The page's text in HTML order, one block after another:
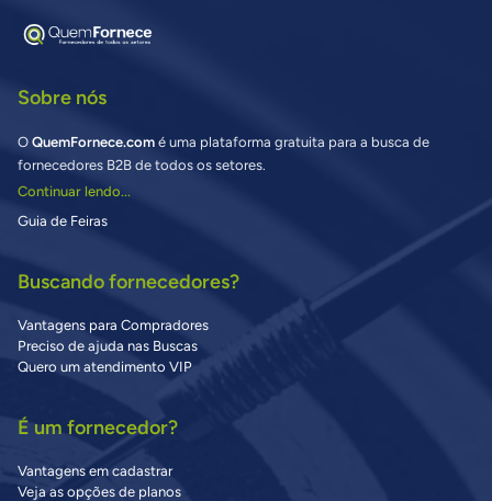
Sobre nós
O QuemFornece.com é uma plataforma gratuita para a busca de
fornecedores B2B de todos os setores.
Continuar lendo...
Guia de Feiras
Buscando fornecedores?
Vantagens para Compradores
Preciso de ajuda nas Buscas
Quero um atendimento VIP
É um fornecedor?
Vantagens em cadastrar
Veja as opções de planos